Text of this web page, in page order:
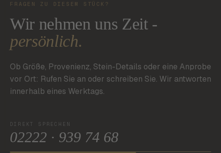
FRAGEN ZU DIESEM STÜCK?
Wir nehmen uns Zeit -
persönlich.
Ob Größe, Provenienz, Stein-Details oder eine Anprobe
vor Ort: Rufen Sie an oder schreiben Sie. Wir antworten
innerhalb eines Werktags.
DIREKT SPRECHEN
02222 · 939 74 68